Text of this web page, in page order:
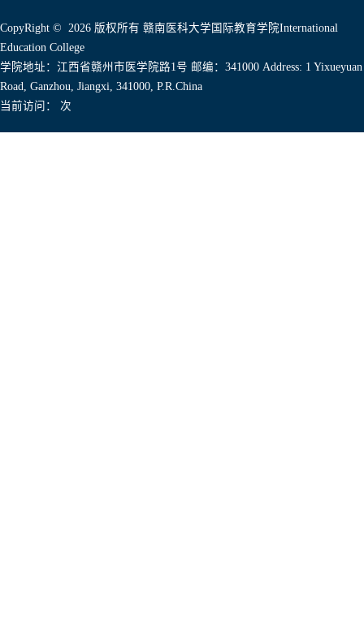
CopyRight © 2026 版权所有 赣南医科大学国际教育学院International
Education College
学院地址：江西省赣州市医学院路1号 邮编：341000 Address: 1 Yixueyuan
Road, Ganzhou, Jiangxi, 341000, P.R.China
当前访问：
次